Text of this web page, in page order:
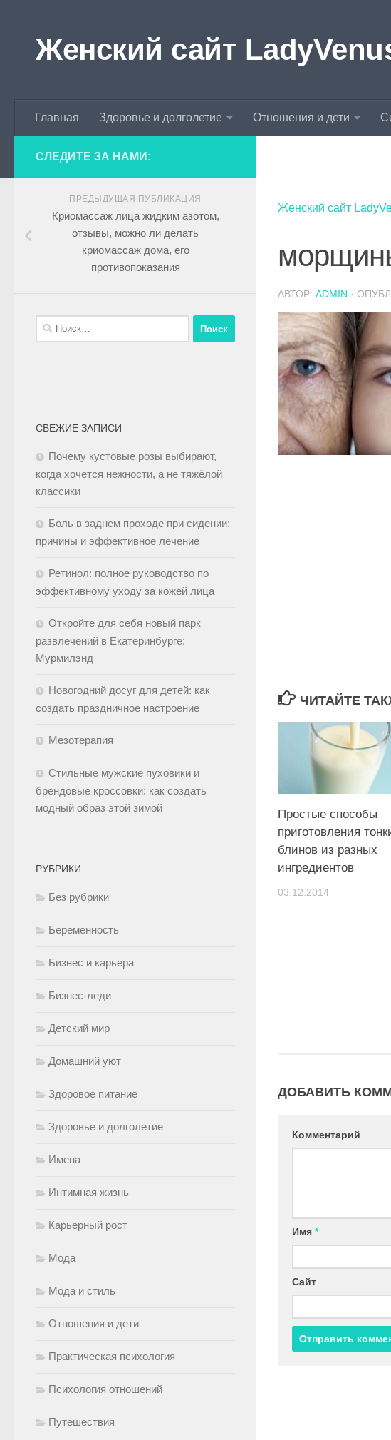
Женский сайт
Главная Здоровье и долголетие Отношения и дети
Женский сайт
АВТОР: ADMIN ·
ЧИТАЙТЕ
Простые способы
приготовления
блинов из разных
ингредиентов
03.12.2014
ДОБАВИТЬ
Комментарий
Имя *
Сайт
СЛЕДИТЕ ЗА НАМИ:
ПРЕДЫДУЩАЯ ПУБЛИКАЦИЯ
Криомассаж лица жидким азотом,
отзывы, можно ли делать
криомассаж дома, его
противопоказания
СВЕЖИЕ ЗАПИСИ
Почему кустовые розы выбирают,
когда хочется нежности, а не тяжёлой
классики
Боль в заднем проходе при сидении:
причины и эффективное лечение
Ретинол: полное руководство по
эффективному уходу за кожей лица
Откройте для себя новый парк
развлечений в Екатеринбурге:
Мурмилэнд
Новогодний досуг для детей: как
создать праздничное настроение
Мезотерапия
Стильные мужские пуховики и
брендовые кроссовки: как создать
модный образ этой зимой
РУБРИКИ
Без рубрики
Беременность
Бизнес и карьера
Бизнес-леди
Детский мир
Домашний уют
Здоровое питание
Здоровье и долголетие
Имена
Интимная жизнь
Карьерный рост
Мода
Мода и стиль
Отношения и дети
Практическая психология
Психология отношений
Путешествия